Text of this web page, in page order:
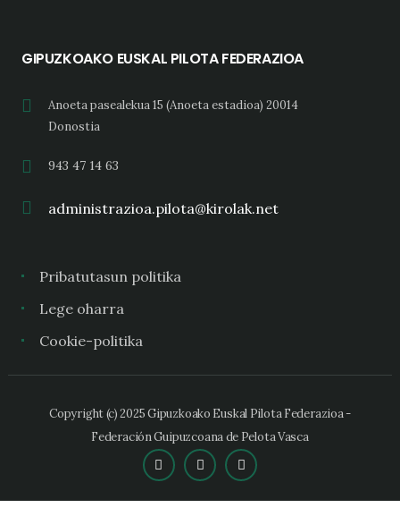
GIPUZKOAKO EUSKAL PILOTA FEDERAZIOA
Anoeta pasealekua 15 (Anoeta estadioa) 20014
Donostia
943 47 14 63
administrazioa.pilota@kirolak.net
Pribatutasun politika
Lege oharra
Cookie-politika
Copyright (c) 2025 Gipuzkoako Euskal Pilota Federazioa -
Federación Guipuzcoana de Pelota Vasca